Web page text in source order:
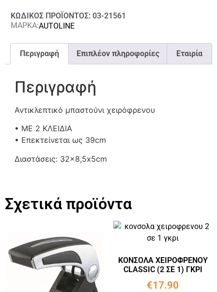
ΚΩΔΙΚΟΣ ΠΡΟΪΟΝΤΟΣ: 03-21561
ΜΑΡΚΑ:AUTOLINE
Περιγραφή Επιπλέον πληροφορίες Εταιρία
Περιγραφή
Αντικλεπτικό μπαστούνι χειρόφρενου
• ΜΕ 2 ΚΛΕΙΔΙΑ
• Επεκτείνεται ως 39cm
Διαστάσεις: 32×8,5x5cm
Σχετικά προϊόντα
ΚΟΝΣΟΛΑ ΧΕΙΡΟΦΡΕΝΟΥ
CLASSIC (2 ΣΕ 1) ΓΚΡΙ
€17.90